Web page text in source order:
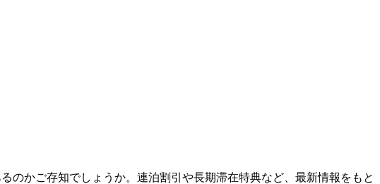
のかご存知でしょうか。連泊割引や長期滞在特典など、最新情報をもと